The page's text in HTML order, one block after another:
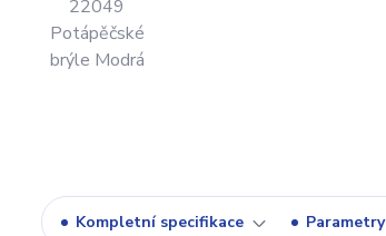
Kompletní specifikace Parametry